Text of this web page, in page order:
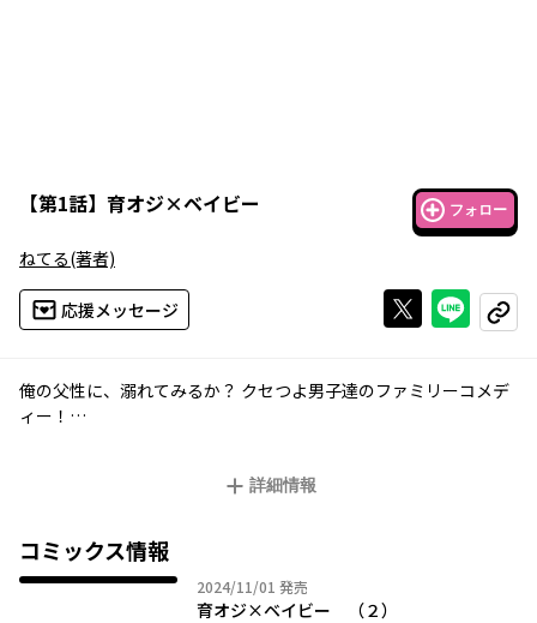
【第1話】 育オジ×ベイビー フォロー
ねてる(著者)
応援メッセージ Xで投稿する
ライン
コピー
俺の父性に、溺れてみるか――？ クセつよ男子達のファミリーコメデ
ィー！
官能小説家の叔父・千夜！ 怪しい叔父と子煩悩な父親と、3人で挑
詳細情報
コミックス情報
2024/11/01 2024年11月01日
発売
育オジ×ベイビー （２）